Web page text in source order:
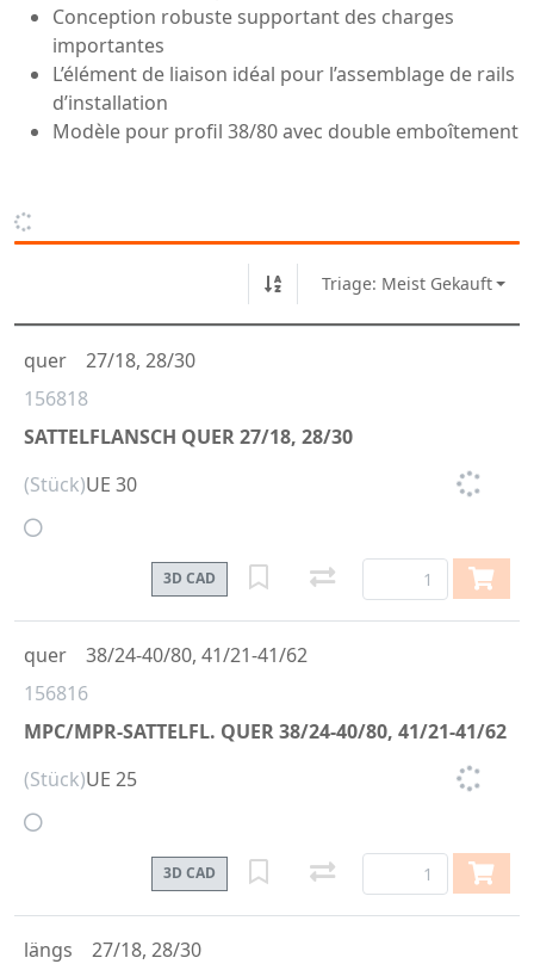
Conception robuste supportant des charges
importantes
L’élément de liaison idéal pour l’assemblage de rails
d’installation
Modèle pour profil 38/80 avec double emboîtement
Triage: Meist Gekauft
156818
SATTELFLANSCH QUER 27/18, 28/30
quer 27/18, 28/30
(Stück)UE 30
3D CAD
156816
MPC/MPR-SATTELFL. QUER 38/24-40/80, 41/21-41/62
quer 38/24-40/80, 41/21-41/62
(Stück)UE 25
3D CAD
längs 27/18, 28/30